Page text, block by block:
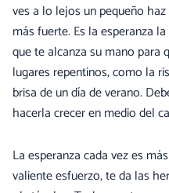
ves a lo lejos un pequeño
más fuerte. Es la esperanza
que te alcanza su mano para
lugares repentinos, como la
brisa de un día de verano.
hacerla crecer en medio del
La esperanza cada vez es
valiente esfuerzo, te da las